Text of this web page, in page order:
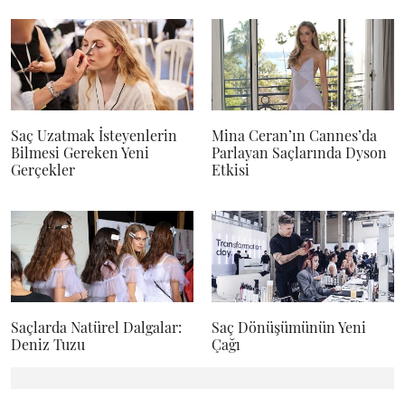
Saç Uzatmak İsteyenlerin
Bilmesi Gereken Yeni
Gerçekler
Mina Ceran’ın Cannes’da
Parlayan Saçlarında Dyson
Etkisi
Saçlarda Natürel Dalgalar:
Deniz Tuzu
Saç Dönüşümünün Yeni
Çağı